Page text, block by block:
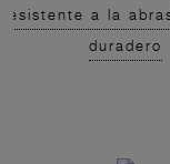
a la
duradero